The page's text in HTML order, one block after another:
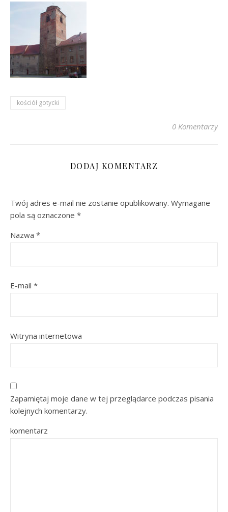
kościół gotycki
0 Komentarzy
DODAJ KOMENTARZ
Twój adres e-mail nie zostanie opublikowany. Wymagane
pola są oznaczone *
Nazwa *
E-mail *
Witryna internetowa
Zapamiętaj moje dane w tej przeglądarce podczas pisania
kolejnych komentarzy.
komentarz